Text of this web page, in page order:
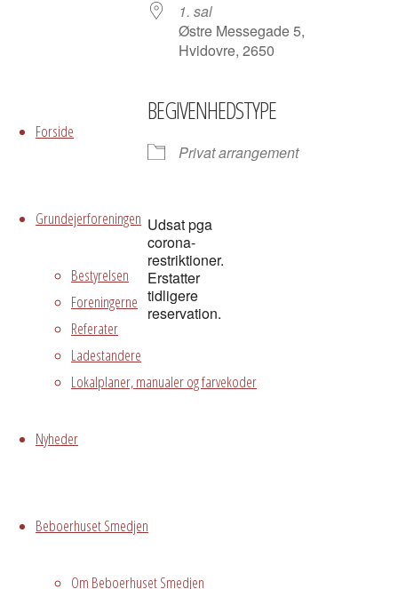
Forside
Grundejerforeningen
Bestyrelsen
Foreningerne
Referater
Ladestandere
Lokalplaner, manualer og farvekoder
Nyheder
Beboerhuset Smedjen
Om Beboerhuset Smedjen
1. sal
Østre Messegade 5,
Hvidovre, 2650
BEGIVENHEDSTYPE
Privat arrangement
Udsat pga
corona-
restriktioner.
Erstatter
tidligere
reservation.
Grundejerforeningen
Avedørelejren •
Østre Messegade 5 •